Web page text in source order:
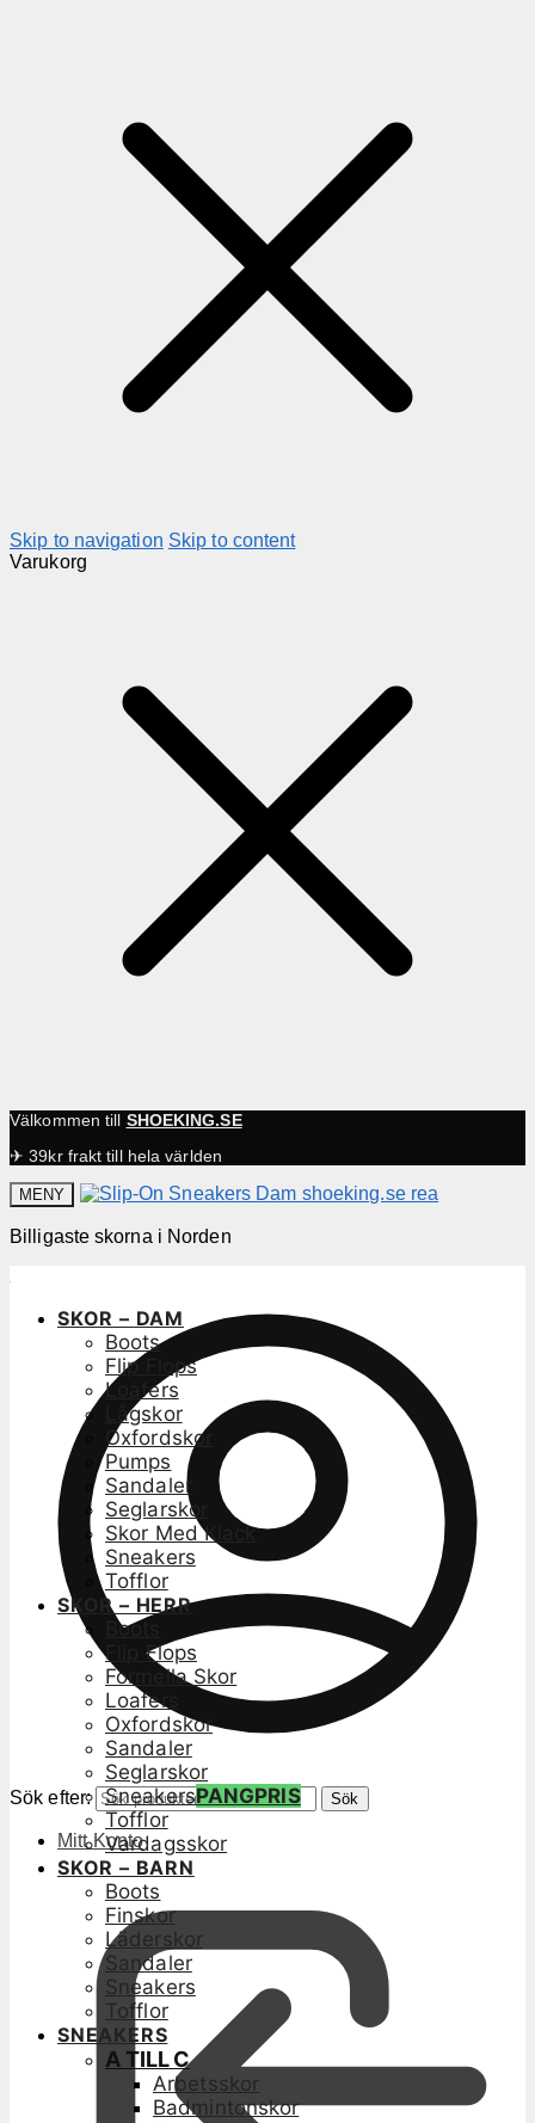
Skip to navigation Skip to content
Varukorg
Välkommen till SHOEKING.SE
✈ 39kr frakt till hela världen
MENY
Billigaste skorna i Norden
Sök efter: Sök
Mitt Konto
SKOR – DAM
Boots
Flip Flops
Loafers
Lågskor
Oxfordskor
Pumps
Sandaler
Seglarskor
Skor Med Klack
Sneakers
Tofflor
SKOR – HERR
Boots
Flip Flops
Formella Skor
Loafers
Oxfordskor
Sandaler
Seglarskor
SneakersPANGPRIS
Tofflor
Vardagsskor
SKOR – BARN
Boots
Finskor
Läderskor
Sandaler
Sneakers
Tofflor
SNEAKERS
A TILL C
Arbetsskor
Badmintonskor